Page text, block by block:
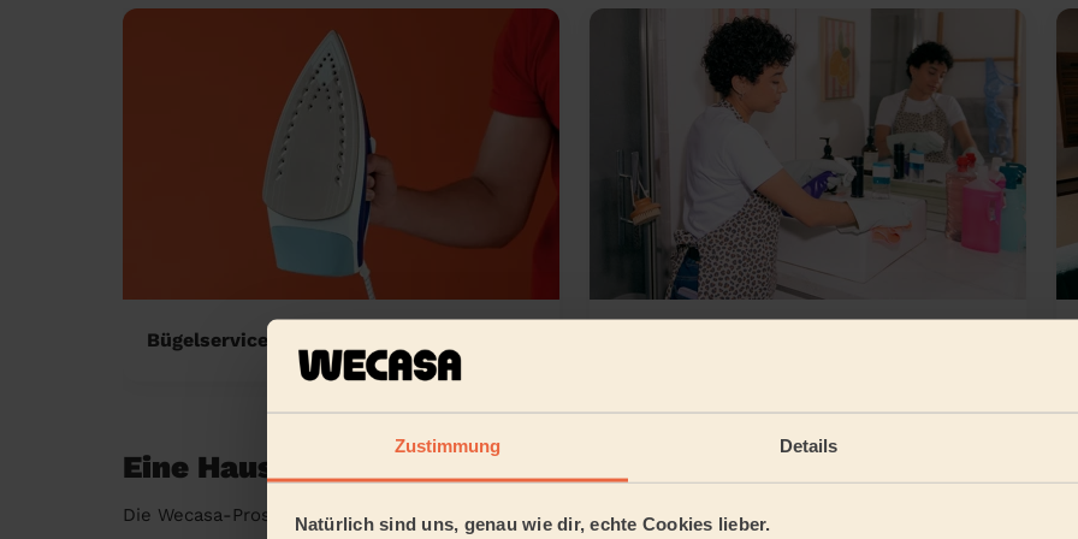
Zustimmung Details
Natürlich sind uns, genau wie dir, echte Cookies lieber.
Bügelservice zu Hause
Eine Haushaltshilfe in meiner Nähe finden
Die Wecasa-Pros sind in folgenden Städten verfügbar: